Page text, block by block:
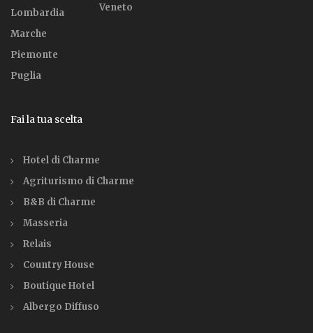
Lombardia
Marche
Piemonte
Puglia
Veneto
Fai la tua scelta
Hotel di Charme
Agriturismo di Charme
B&B di Charme
Masseria
Relais
Country House
Boutique Hotel
Albergo Diffuso